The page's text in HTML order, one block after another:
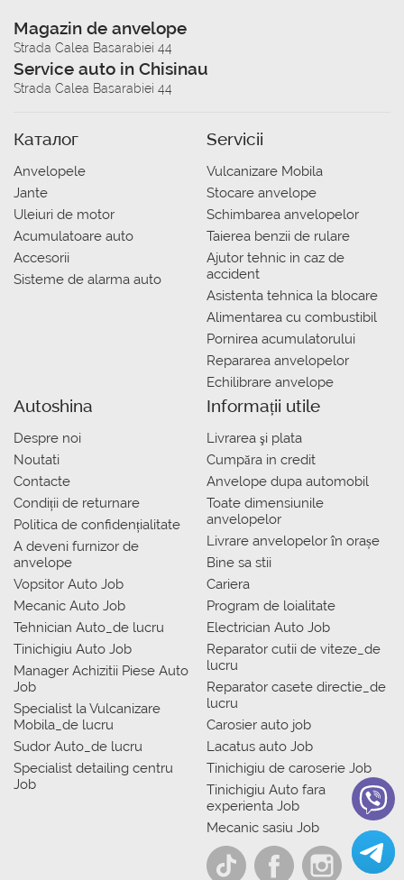
Magazin de anvelope
Strada Calea Basarabiei 44
Service auto in Chisinau
Strada Calea Basarabiei 44
Каталог
Anvelopele
Jante
Uleiuri de motor
Acumulatoare auto
Accesorii
Sisteme de alarma auto
Servicii
Vulcanizare Mobila
Stocare anvelope
Schimbarea anvelopelor
Taierea benzii de rulare
Ajutor tehnic in caz de
accident
Asistenta tehnica la blocare
Alimentarea cu combustibil
Pornirea acumulatorului
Repararea anvelopelor
Echilibrare anvelope
Autoshina
Despre noi
Noutati
Contacte
Condiții de returnare
Politica de confidențialitate
A deveni furnizor de
anvelope
Vopsitor Auto Job
Mecanic Auto Job
Tehnician Auto_de lucru
Tinichigiu Auto Job
Manager Achizitii Piese Auto
Job
Specialist la Vulcanizare
Mobila_de lucru
Sudor Auto_de lucru
Specialist detailing centru
Job
Informații utile
Livrarea şi plata
Сumpăra in credit
Anvelope dupa automobil
Toate dimensiunile
anvelopelor
Livrare anvelopelor în orașe
Bine sa stii
Cariera
Program de loialitate
Electrician Auto Job
Reparator cutii de viteze_de
lucru
Reparator casete directie_de
lucru
Carosier auto job
Lacatus auto Job
Tinichigiu de caroserie Job
Tinichigiu Auto fara
experienta Job
Mecanic sasiu Job